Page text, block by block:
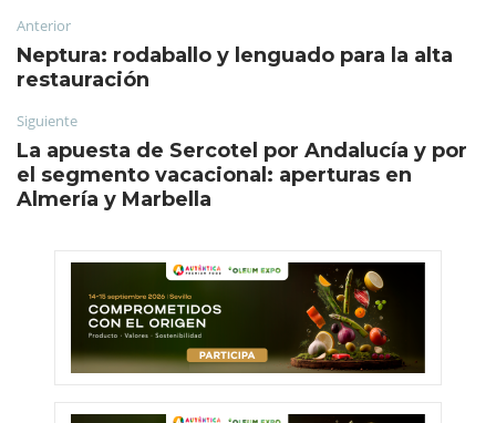
Anterior
Neptura: rodaballo y lenguado para la alta
restauración
Siguiente
La apuesta de Sercotel por Andalucía y por
el segmento vacacional: aperturas en
Almería y Marbella